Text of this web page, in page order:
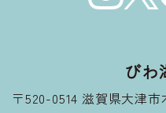
びわ
〒520-0514 滋賀県大津